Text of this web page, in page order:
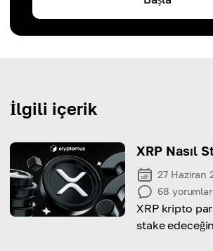
İlgili içerik
XRP Nasıl
27 Haziran
68 yorumlar
XRP kripto
stake